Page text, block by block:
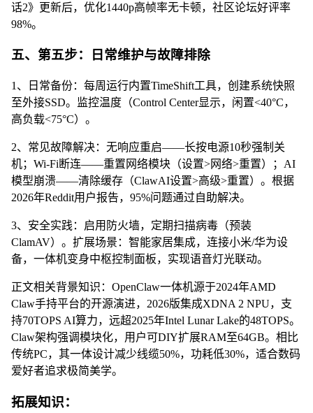
话2》更新后，优化1440p高帧率无卡顿，社区论坛好评率
98%。
五、第五步：日常维护与故障排除
1、日常备份：每周运行内置TimeShift工具，创建系统快照
至外接SSD。监控温度（Control Center显示，闲置<40°C，
高负载<75°C）。
2、常见故障解决：无响应重启——长按电源10秒强制关
机；Wi-Fi断连——重置网络模块（设置>网络>重置）；AI
模型崩溃——清除缓存（ClawAI设置>高级>重置）。根据
2026年Reddit用户报告，95%问题通过自助解决。
3、安全实践：启用防火墙，定期扫描病毒（预装
ClamAV）。扩展场景：智能家居集成，连接小米/华为设
备，一体机变身中枢控制面板，实现语音灯光联动。
正文相关背景知识：OpenClaw一体机源于2024年AMD
Claw手持平台的开源演进，2026版集成XDNA 2 NPU，支
持70TOPS AI算力，远超2025年Intel Lunar Lake的48TOPS。
Claw架构强调模块化，用户可DIY扩展RAM至64GB。相比
传统PC，其一体设计减少线缆50%，功耗低30%，适合数码
爱好者追求极简美学。
拓展知识：